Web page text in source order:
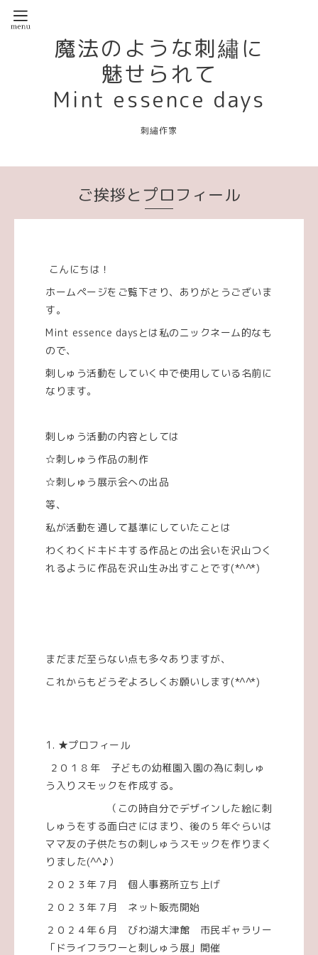
魔法のような刺繡に
魅せられて
Mint essence days
刺繡作家
ご挨拶とプロフィール
こんにちは！
ホームページをご覧下さり、ありがとうございま
す。
Mint essence daysとは私のニックネーム的なも
ので、
刺しゅう活動をしていく中で使用している名前に
なります。
刺しゅう活動の内容としては
☆刺しゅう作品の制作
☆刺しゅう展示会への出品
等、
私が活動を通して基準にしていたことは
わくわくドキドキする作品との出会いを沢山つく
れるように作品を沢山生み出すことです(*^^*)
まだまだ至らない点も多々ありますが、
これからもどうぞよろしくお願いします(*^^*)
★プロフィール
２０１８年 子どもの幼稚園入園の為に刺しゅ
う入りスモックを作成する。
（この時自分でデザインした絵に刺
しゅうをする面白さにはまり、後の５年ぐらいは
ママ友の子供たちの刺しゅうスモックを作りまく
りました(^^♪）
２０２３年７月 個人事務所立ち上げ
２０２３年７月 ネット販売開始
２０２４年６月 びわ湖大津館 市民ギャラリー
「ドライフラワーと刺しゅう展」開催